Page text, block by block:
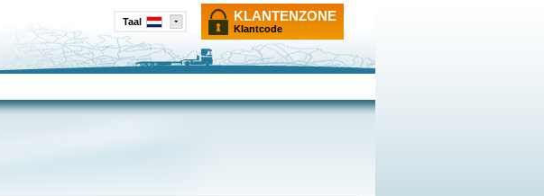
Taal KLANTENZONE
Klantcode